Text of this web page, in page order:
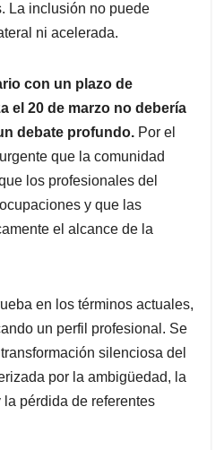
La inclusión no puede
ni acelerada.
con un plazo de
el 20 de marzo no debería
debate profundo. Por el
que la comunidad
los profesionales del
y que las
el alcance de la
en los términos actuales,
un perfil profesional. Se
silenciosa del
por la ambigüedad, la
pérdida de referentes